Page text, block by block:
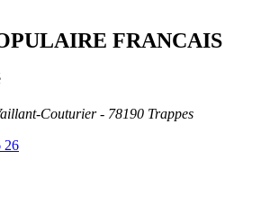
FRANCAIS
Couturier- 78190 Trappes
26